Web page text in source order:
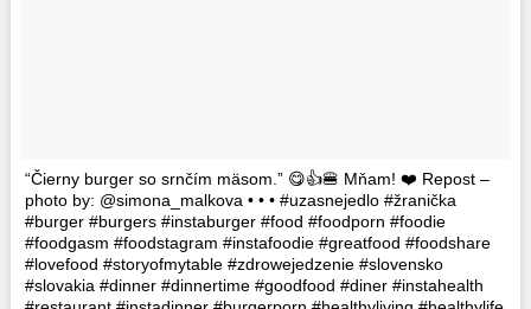
“Čierny burger so srnčím mäsom.” 😋👍🍔 Mňam! ❤️ Repost –
photo by: @simona_malkova • • • #uzasnejedlo #žranička
#burger #burgers #instaburger #food #foodporn #foodie
#foodgasm #foodstagram #instafoodie #greatfood #foodshare
#lovefood #storyofmytable #zdrowejedzenie #slovensko
#slovakia #dinner #dinnertime #goodfood #diner #instahealth